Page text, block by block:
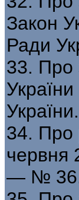
Закон
Ради
33. Про
34. Про
червня
— №